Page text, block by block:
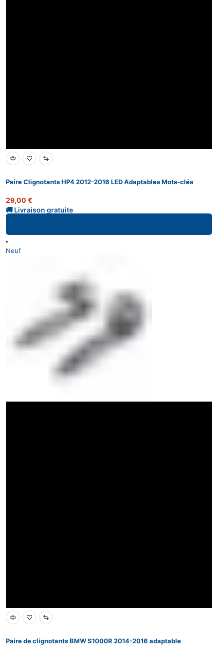
Paire Clignotants HP4 2012-2016 LED Adaptables Mots-clés
29,00 €
Neuf
Paire de clignotants BMW S1000R 2014-2016 adaptable